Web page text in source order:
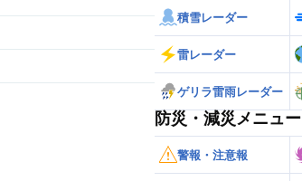
積雪レーダー
雷レーダー
ゲリラ雷雨レーダー
防災・減災メニュー
警報・注意報